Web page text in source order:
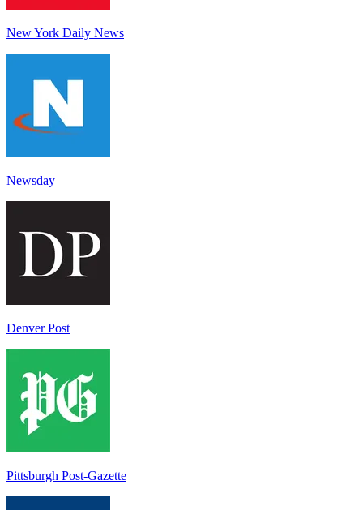
New York Daily News
Newsday
Denver Post
Pittsburgh Post-Gazette